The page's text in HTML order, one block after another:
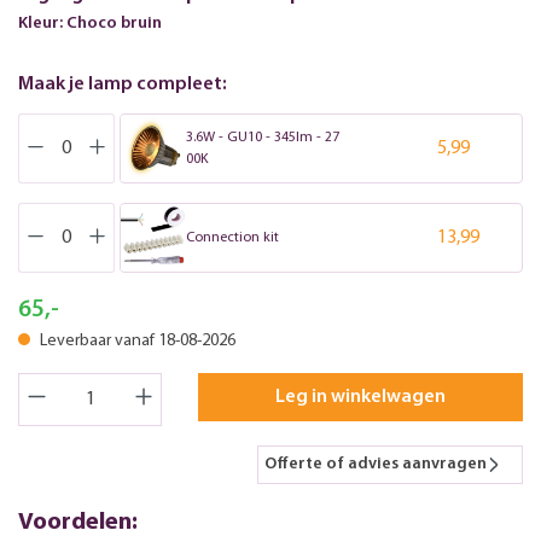
Kleur: Choco bruin
Maak je lamp compleet:
3.6W - GU10 - 345lm - 27
00K
5,99
Connection kit 13,99
65,-
Leverbaar vanaf 18-08-2026
Leg in winkelwagen
Offerte of advies aanvragen
Voordelen: